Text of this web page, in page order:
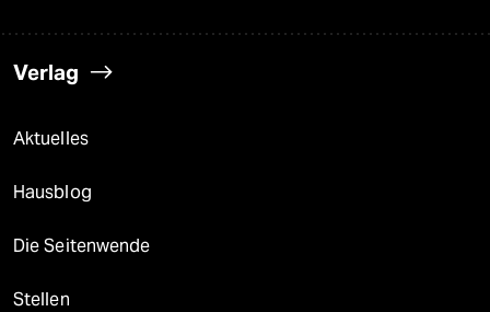
Verlag
Aktuelles
Hausblog
Die Seitenwende
Stellen